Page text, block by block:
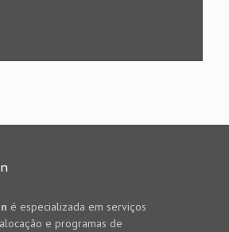
é especializada em serviços
e programas de